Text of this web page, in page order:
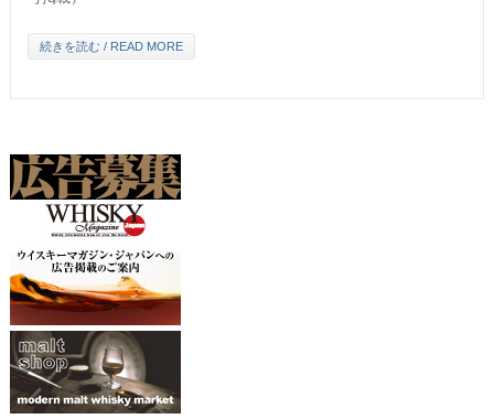
続きを読む / READ MORE